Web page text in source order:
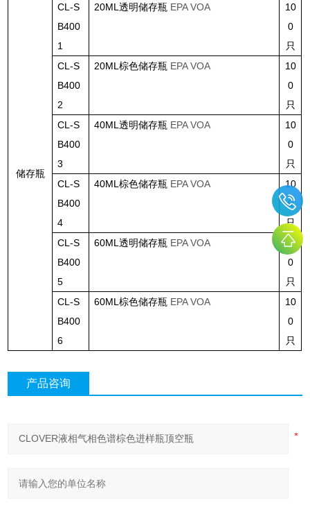
储存瓶
CL-S
B400
1
20ML透明储存瓶 EPA VOA
10
0
只
CL-S
B400
2
20ML棕色储存瓶 EPA VOA
10
0
只
CL-S
B400
3
40ML透明储存瓶 EPA VOA
10
0
只
CL-S
B400
4
40ML棕色储存瓶 EPA VOA
10
0
只
CL-S
B400
5
60ML透明储存瓶 EPA VOA
10
0
只
CL-S
B400
6
60ML棕色储存瓶 EPA VOA
10
0
只
产品咨询